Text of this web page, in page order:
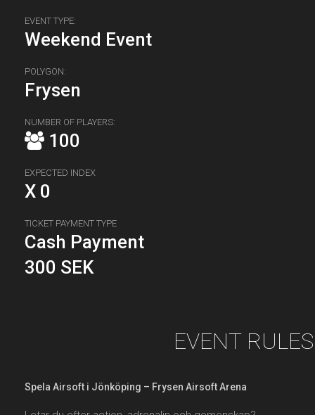
EVENT TYPE:
Weekend Event
POLYGON:
Frysen
NUMBER OF PLAYERS:
100
EXPECTED INDEX
X 0
TICKET PAYMENT TYPE
Cash Payment
300 SEK
EVENT
Spela Airsoft i Jönköping – Frysen Airsoft Arena